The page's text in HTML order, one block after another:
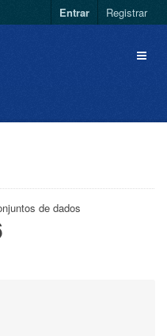
Entrar Registrar
de dados